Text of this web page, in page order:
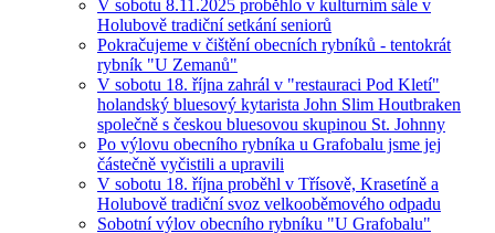
V sobotu 8.11.2025 proběhlo v kulturním sále v
Holubově tradiční setkání seniorů
Pokračujeme v čištění obecních rybníků - tentokrát
rybník "U Zemanů"
V sobotu 18. října zahrál v "restauraci Pod Kletí"
holandský bluesový kytarista John Slim Houtbraken
společně s českou bluesovou skupinou St. Johnny
Po výlovu obecního rybníka u Grafobalu jsme jej
částečně vyčistili a upravili
V sobotu 18. října proběhl v Třísově, Krasetíně a
Holubově tradiční svoz velkooběmového odpadu
Sobotní výlov obecního rybníku "U Grafobalu"